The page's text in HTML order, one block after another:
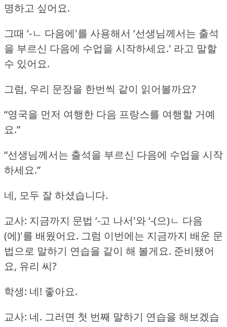
명하고 싶어요.
그때 ‘-ㄴ 다음에'를 사용해서 ‘선생님께서는 출석
을 부르신 다음에 수업을 시작하세요.' 라고 말할
수 있어요.
그럼, 우리 문장을 한번씩 같이 읽어볼까요?
“영국을 먼저 여행한 다음 프랑스를 여행할 거예
요.”
“선생님께서는 출석을 부르신 다음에 수업을 시작
하세요.”
네, 모두 잘 하셨습니다.
교사: 지금까지 문법 ‘-고 나서'와 ‘-(으)ㄴ 다음
(에)'를 배웠어요. 그럼 이번에는 지금까지 배운 문
법으로 말하기 연습을 같이 해 볼게요. 준비됐어
요, 유리 씨?
학생: 네! 좋아요.
교사: 네. 그러면 첫 번째 말하기 연습을 해보겠습